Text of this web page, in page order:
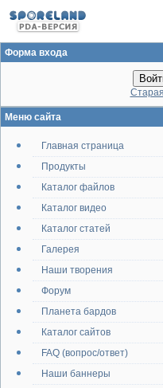
Форма входа
Меню сайта
Главная страница
Продукты
Каталог файлов
Каталог видео
Каталог статей
Галерея
Наши творения
Форум
Планета бардов
Каталог сайтов
FAQ (вопрос/ответ)
Наши баннеры